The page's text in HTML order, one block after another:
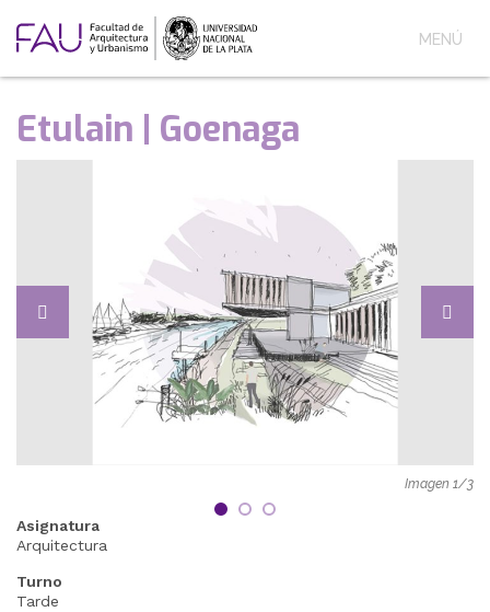
MENÚ
Etulain | Goenaga
Imagen 1/3
Asignatura
Arquitectura
Turno
Tarde